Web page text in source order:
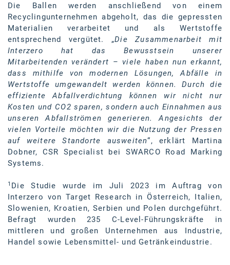
Die Ballen werden anschließend von einem
Recyclingunternehmen abgeholt, das die gepressten
Materialien verarbeitet und als Wertstoffe
entsprechend vergütet. „Die Zusammenarbeit mit
Interzero hat das Bewusstsein unserer
Mitarbeitenden verändert – viele haben nun erkannt,
dass mithilfe von modernen Lösungen, Abfälle in
Wertstoffe umgewandelt werden können. Durch die
effiziente Abfallverdichtung können wir nicht nur
Kosten und CO2 sparen, sondern auch Einnahmen aus
unseren Abfallströmen generieren. Angesichts der
vielen Vorteile möchten wir die Nutzung der Pressen
auf weitere Standorte ausweiten“, erklärt Martina
Dobner, CSR Specialist bei SWARCO Road Marking
Systems.
1 Die Studie wurde im Juli 2023 im Auftrag von
Interzero von Target Research in Österreich, Italien,
Slowenien, Kroatien, Serbien und Polen durchgeführt.
Befragt wurden 235 C-Level-Führungskräfte in
mittleren und großen Unternehmen aus Industrie,
Handel sowie Lebensmittel- und Getränkeindustrie.